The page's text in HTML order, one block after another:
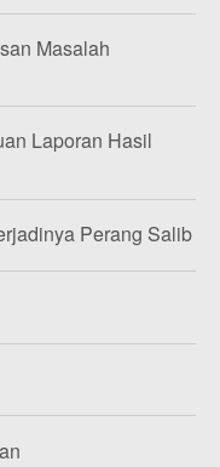
Masalah
Laporan Hasil
Perang Salib